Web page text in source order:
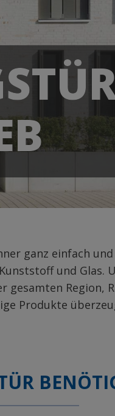
ganz einfach
und Glas.
gesamten Region,
Produkte